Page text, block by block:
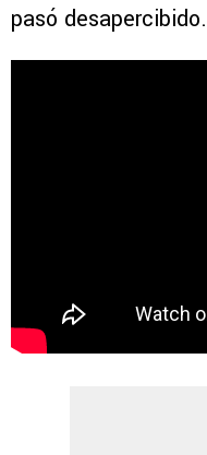
pasó desapercibido.